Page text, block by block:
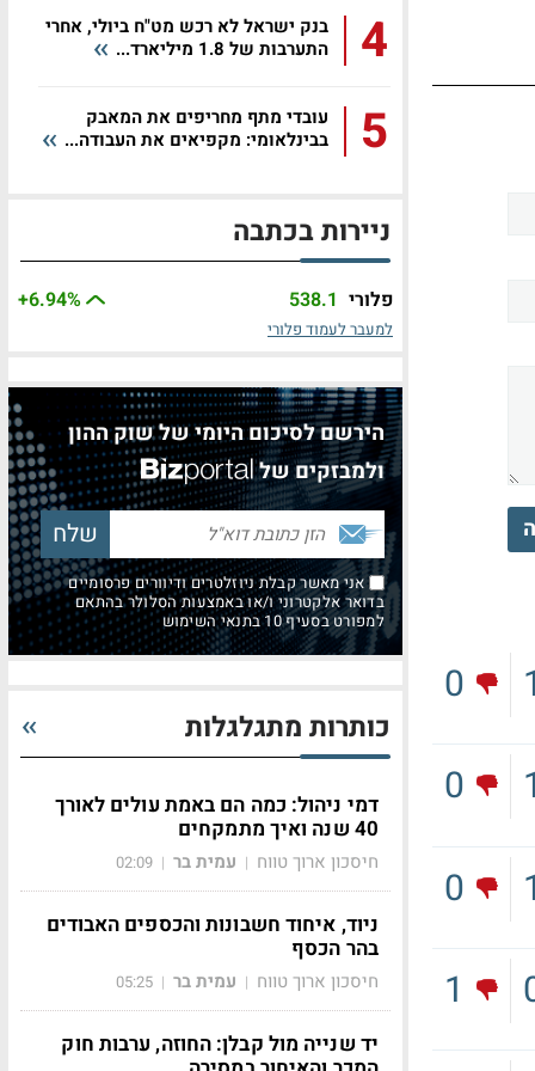
1
0
1
0
1
0
1
4
בנק ישראל לא רכש מט"ח ביולי, אחרי
התערבות של 1.8 מיליארד...
5
עובדי מתף מחריפים את המאבק
בבינלאומי: מקפיאים את העבודה...
ניירות בכתבה
פלורי 538.1
+6.94%
למעבר לעמוד פלורי
הירשם לסיכום היומי של שוק ההון
ולמבזקים של
אני מאשר קבלת ניוזלטרים ודיוורים פרסומיים
בדואר אלקטרוני ו/או באמצעות הסלולר בהתאם
למפורט בסעיף 10 בתנאי השימוש
כותרות מתגלגלות
דמי ניהול: כמה הם באמת עולים לאורך
40 שנה ואיך מתמקחים
חיסכון ארוך טווח | עמית בר |
02:09
ניוד, איחוד חשבונות והכספים האבודים
בהר הכסף
חיסכון ארוך טווח | עמית בר |
05:25
יד שנייה מול קבלן: החוזה, ערבות חוק